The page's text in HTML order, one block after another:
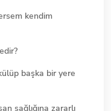
kendim
başka bir yere
sağlığına zararlı